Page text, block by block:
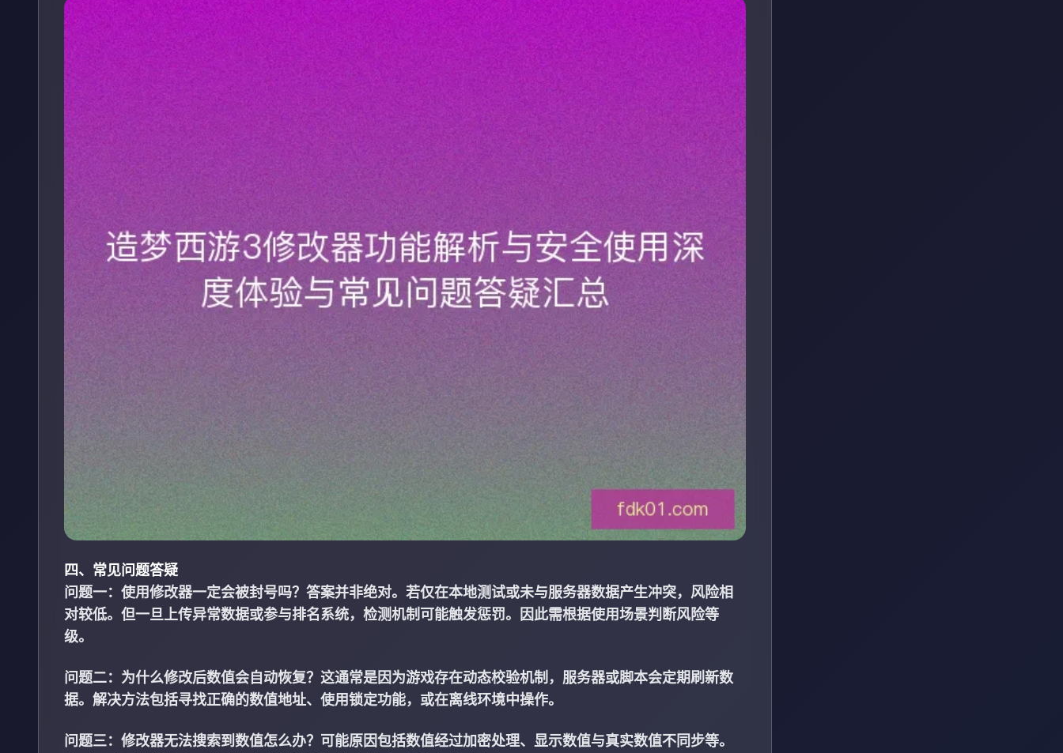
四、常见问题答疑
问题一：使用修改器一定会被封号吗？答案并非绝对。若仅在本地测试或未与服务器数据产生冲突，风险相
对较低。但一旦上传异常数据或参与排名系统，检测机制可能触发惩罚。因此需根据使用场景判断风险等
级。
问题二：为什么修改后数值会自动恢复？这通常是因为游戏存在动态校验机制，服务器或脚本会定期刷新数
据。解决方法包括寻找正确的数值地址、使用锁定功能，或在离线环境中操作。
问题三：修改器无法搜索到数值怎么办？可能原因包括数值经过加密处理、显示数值与真实数值不同步等。